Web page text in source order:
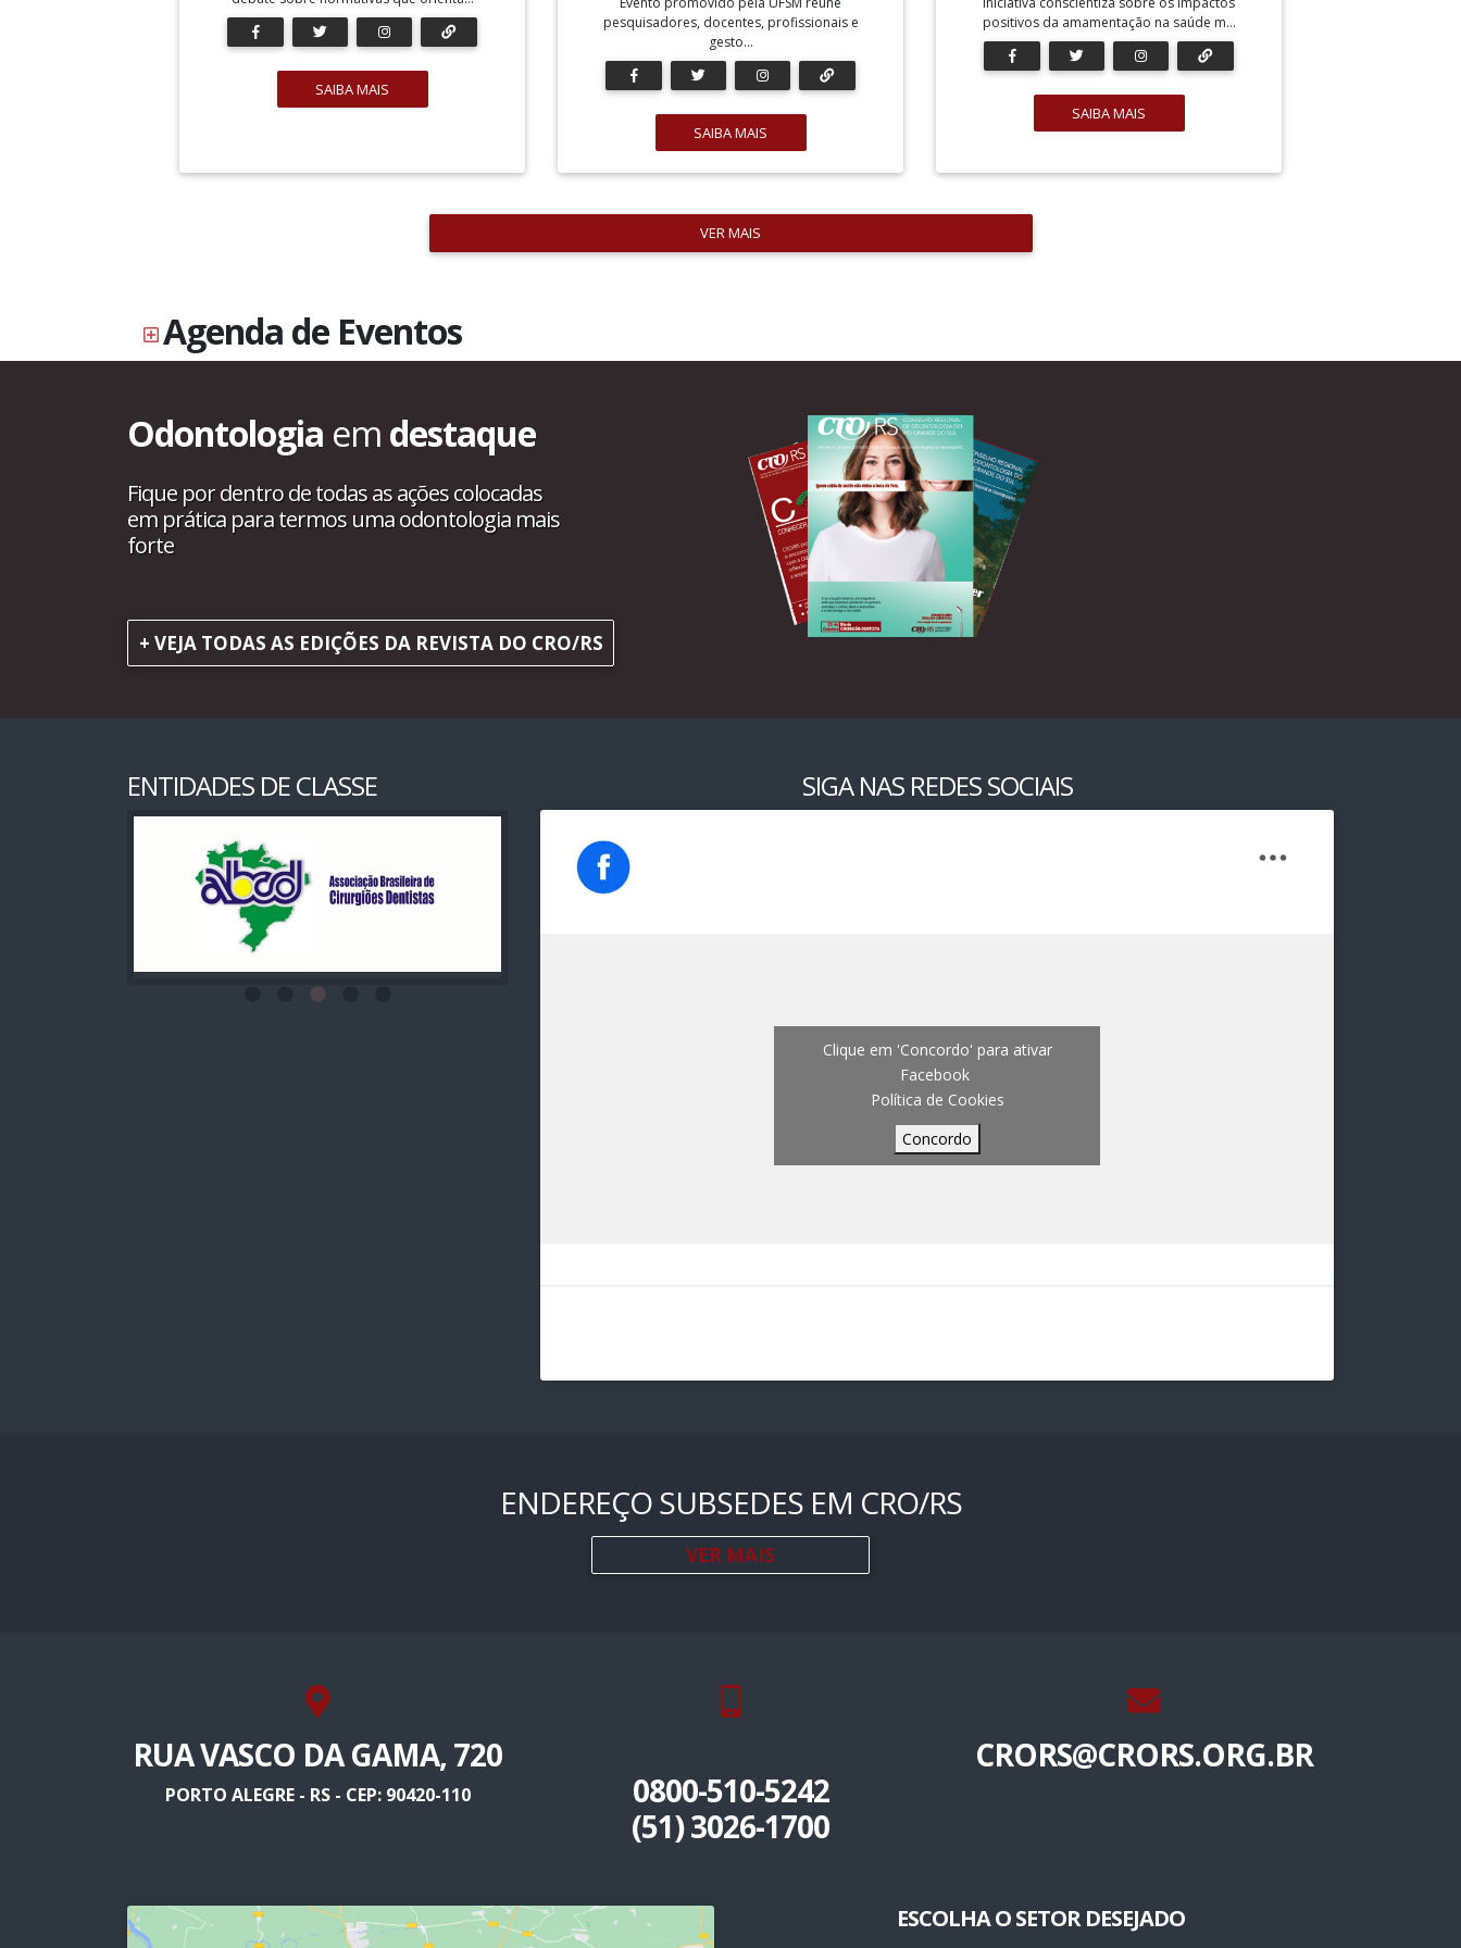
SAIBA MAIS
pesquisadores, docentes, profissionais e
gesto...
SAIBA MAIS
positivos da amamentação na saúde m...
SAIBA MAIS
VER MAIS
Agenda de Eventos
Odontologia em destaque
Fique por dentro de todas as ações colocadas
em prática para termos uma odontologia mais
forte
+ VEJA TODAS AS EDIÇÕES DA REVISTA DO CRO/RS
ENTIDADES DE CLASSE SIGA NAS REDES SOCIAIS
Clique em 'Concordo' para ativar
Facebook
Política de Cookies
Concordo
ENDEREÇO SUBSEDES EM CRO/RS
VER MAIS
RUA VASCO DA GAMA, 720
PORTO ALEGRE - RS - CEP: 90420-110
0800-510-5242
(51) 3026-1700
CRORS@CRORS.ORG.BR
ESCOLHA O SETOR DESEJADO